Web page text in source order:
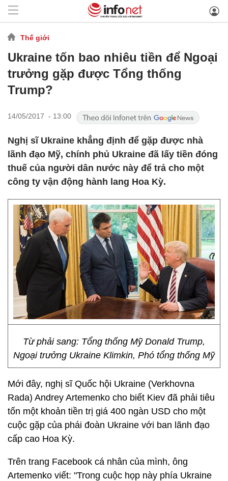
Thế giới
Ukraine tốn bao nhiêu tiền để Ngoại
trưởng gặp được Tổng thống
Trump?
14/05/2017 - 13:00
Nghị sĩ Ukraine khẳng định để gặp được nhà
lãnh đạo Mỹ, chính phủ Ukraine đã lấy tiền đóng
thuế của người dân nước này để trả cho một
công ty vận động hành lang Hoa Kỳ.
Từ phải sang: Tổng thống Mỹ Donald Trump,
Ngoại trưởng Ukraine Klimkin, Phó tổng thống Mỹ
Mới đây, nghị sĩ Quốc hội Ukraine (Verkhovna
Rada) Andrey Artemenko cho biết Kiev đã phải tiêu
tốn một khoản tiền trị giá 400 ngàn USD cho một
cuộc gặp của phái đoàn Ukraine với ban lãnh đạo
cấp cao Hoa Kỳ.
Trên trang Facebook cá nhân của mình, ông
Artemenko viết: "Trong cuộc họp này phía Ukraine